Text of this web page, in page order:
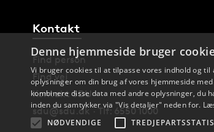
Kontakt
Find person
Find vej
Kontakt SDU
sdu@sdu.dk · Tlf: 6550 1000
Denne hjemmeside bruger
Vi bruger cookies til at tilpasse vores indhold og
oplysninger om din brug af vores hjemmeside
kombinere disse data med andre oplysninger, du
inden du samtykker via "Vis detaljer" neden for.
NØDVENDIGE